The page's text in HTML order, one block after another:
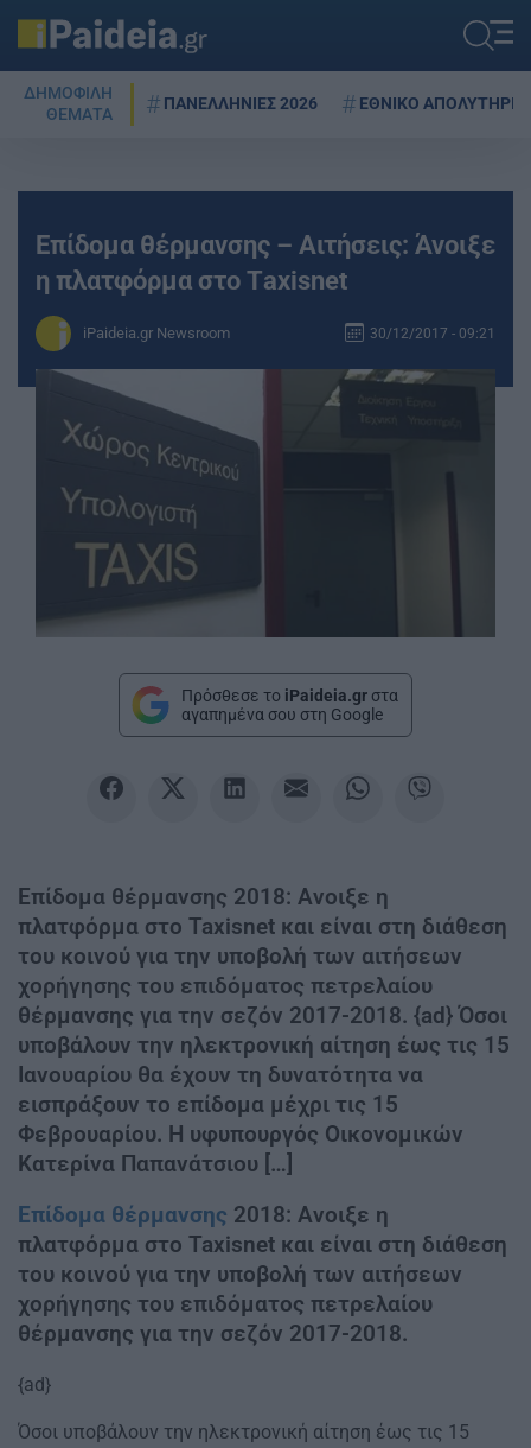
ΔΗΜΟΦΙΛΗ
ΘΕΜΑΤΑ
ΠΑΝΕΛΛΗΝΙΕΣ 2026 ΕΘΝΙΚΟ ΑΠΟΛΥΤΗΡΙΟ
Επίδομα θέρμανσης – Αιτήσεις: Άνοιξε
η πλατφόρμα στο Τaxisnet
iPaideia.gr Newsroom 30/12/2017 - 09:21
Πρόσθεσε το iPaideia.gr στα
αγαπημένα σου στη Google
Επίδομα θέρμανσης 2018: Ανοιξε η
πλατφόρμα στο Taxisnet και είναι στη διάθεση
του κοινού για την υποβολή των αιτήσεων
χορήγησης του επιδόματος πετρελαίου
θέρμανσης για την σεζόν 2017-2018. {ad} Όσοι
υποβάλουν την ηλεκτρονική αίτηση έως τις 15
Ιανουαρίου θα έχουν τη δυνατότητα να
εισπράξουν το επίδομα μέχρι τις 15
Φεβρουαρίου. Η υφυπουργός Οικονομικών
Κατερίνα Παπανάτσιου […]
Επίδομα θέρμανσης 2018: Ανοιξε η
πλατφόρμα στο Taxisnet και είναι στη διάθεση
του κοινού για την υποβολή των αιτήσεων
χορήγησης του επιδόματος πετρελαίου
θέρμανσης για την σεζόν 2017-2018.
{ad}
Όσοι υποβάλουν την ηλεκτρονική αίτηση έως τις 15